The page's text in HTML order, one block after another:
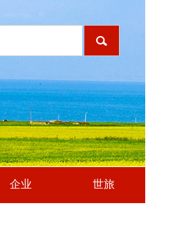
企业 世旅